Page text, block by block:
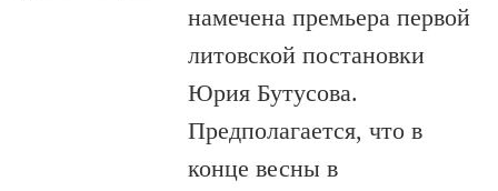
намечена премьера первой
литовской постановки
Юрия Бутусова.
Предполагается, что в
конце весны в